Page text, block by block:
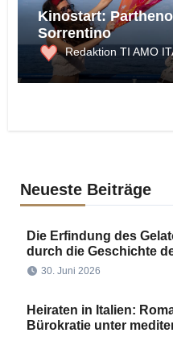
Kinostart:
Sorrentino
Redaktion TI AMO
Neueste Beiträge
Die Erfindung des
durch die Geschichte
30. Juni 2026
Heiraten in Italien:
Bürokratie unter